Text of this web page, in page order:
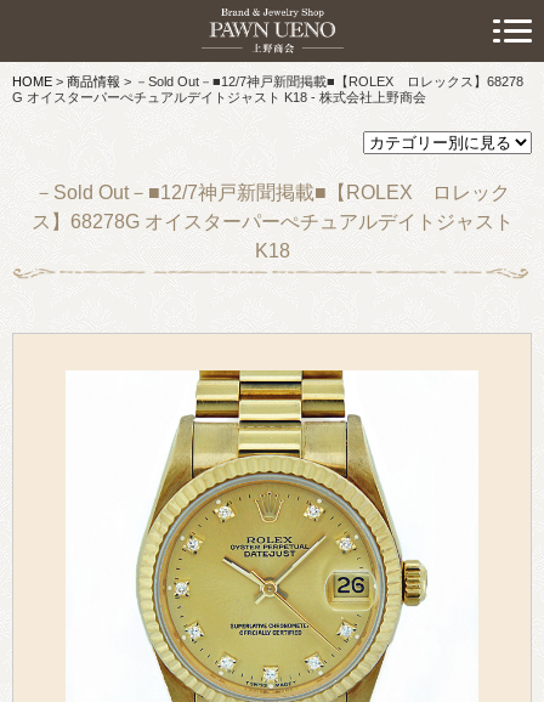
HOME > 商品情報> －Sold Out－■12/7神戸新聞掲載■【ROLEX ロレックス】68278
G オイスターパーぺチュアルデイトジャスト K18 - 株式会社上野商会
－Sold Out－■12/7神戸新聞掲載■【ROLEX ロレック
ス】68278G オイスターパーぺチュアルデイトジャスト
K18
> 初めての方へ
> 預けたい方
> 売りたい方
> 買いたい方
> 取り扱い品目
> 商品情報
> スタッフおすすめ情報
> お知らせ
> キャンペーン情報
> 会社概要
> アクセス
> よくあるご質問